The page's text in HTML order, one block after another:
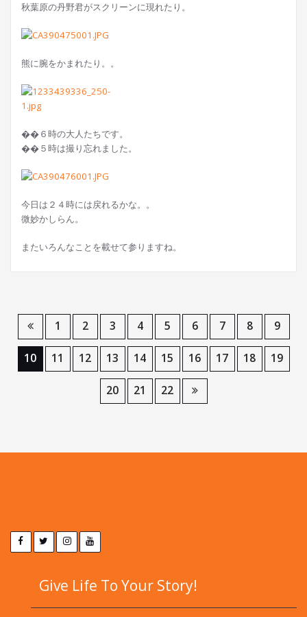
秋葉原の丹野君がスクリーンに現れたり。
熊に腕をかまれたり。。
��６時の大人たちです。
��５時は撮り忘れました。
今日は２４時には戻れるかな。。
微妙かしらん。
またいろんなことを載せて参りますね。
1 2 3 4 5 6 7 8 9
10 11 12 13 14 15 16 17 18 19
20 21 22
Give Life To Your Story!